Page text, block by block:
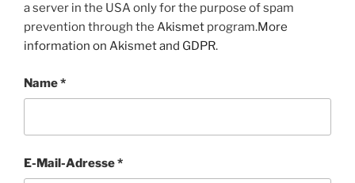
a server in the USA only for the purpose of spam
prevention through the Akismet program.More
information on Akismet and GDPR.
Name*
E-Mail-Adresse*